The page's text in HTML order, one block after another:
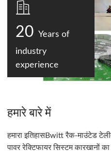
20 Years of
industry
experience
हमारे बारे में
हमारा इतिहासBwitt रैक-माउंटेड
पावर रेक्टिफायर सिस्टम कारखानों